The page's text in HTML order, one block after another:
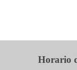
Horario